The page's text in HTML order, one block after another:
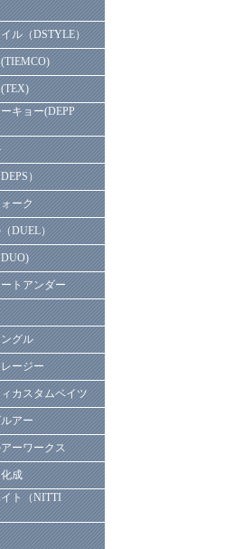
ル（DSTYLE）
(TIEMCO)
(TEX)
キョー(DEPP
）
ーク
DUEL）
DUO)
ートアンダー
ングル
ージー
ィカスタムベイツ
アー
アーワークス
化成
イト（NITTI